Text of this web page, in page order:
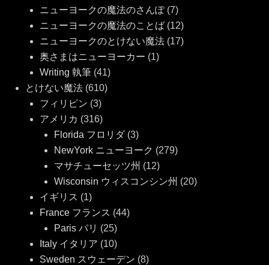
ニューヨークの魔法のさんぽ(7)
ニューヨークの魔法のことば(12)
ニューヨークのとけない魔法(17)
奥さまはニューヨーカー (1)
Writing 執筆(41)
とけない魔法(610)
フィリピン (3)
アメリカ (316)
Florida フロリダ(3)
NewYork ニューヨーク (279)
マサチューセッツ州 (12)
Wisconsin ウィスコンシン州 (20)
イギリス (1)
France フランス (44)
Paris パリ (25)
Italy イタリア (10)
Sweden スウェーデン (8)